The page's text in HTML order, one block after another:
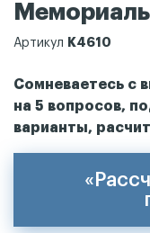
Артикул К4610
Сомневаетесь с
на 5 вопросов,
варианты,